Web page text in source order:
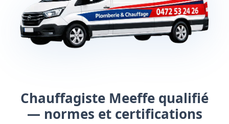
Chauffagiste Meeffe qualifié
— normes et certifications